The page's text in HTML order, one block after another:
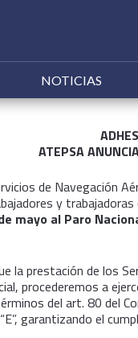
NOTICIAS
ATEPSA
de Navegación
y trabajadoras
mayo al Paro
la prestación de los
procederemos a
del art. 80 del
garantizando el